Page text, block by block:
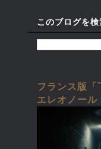
このブログを検
フランス版「
エレオノール